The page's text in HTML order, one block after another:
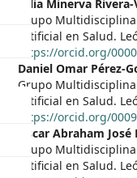
Talia Minerva
Grupo
Artificial en Salud.
https://orcid.org/
Daniel Omar Pérez-
Grupo
Artificial en Salud.
https://orcid.org/
Oscar Abraham
Grupo
Artificial en Salud.